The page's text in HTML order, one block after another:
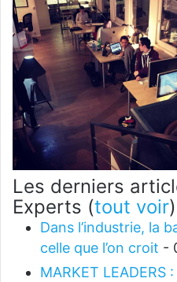
Les derniers
Experts (tout voir)
Dans l’industrie, la
celle que l’on croit -
MARKET